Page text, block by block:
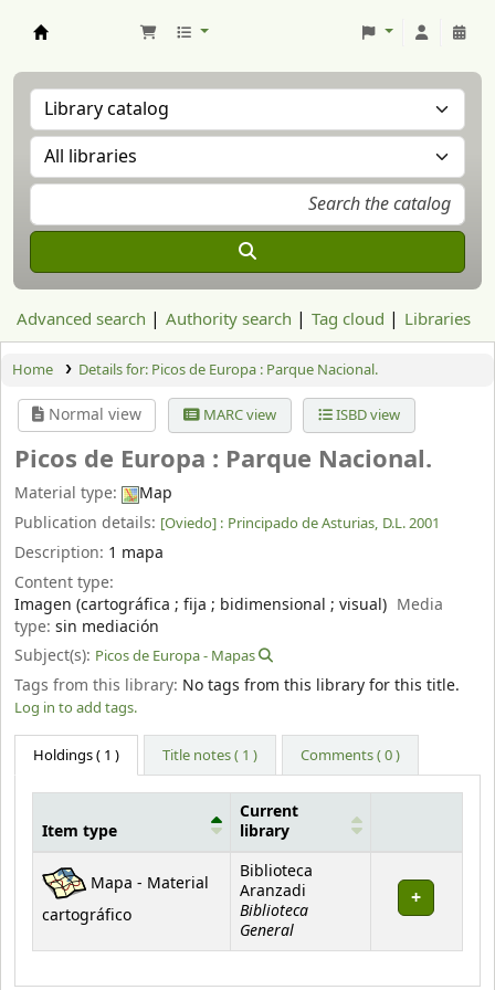
Advanced search Authority search Tag cloud Libraries
Home Details for: Picos de Europa : Parque Nacional.
Normal view MARC view ISBD view
Picos de Europa : Parque Nacional.
Material type:
Map
Publication details: [Oviedo] : Principado de Asturias, D.L. 2001
Description: 1 mapa
Content type:
Imagen (cartográfica ; fija ; bidimensional ; visual) Media
type: sin mediación
Subject(s): Picos de Europa - Mapas
Tags from this library: No tags from this library for this title.
Log in to add tags.
Holdings( 1 ) Title notes ( 1 ) Comments ( 0 )
Holdings
Item type
Current
library
Mapa - Material
cartográfico
Biblioteca
Aranzadi
Biblioteca
General